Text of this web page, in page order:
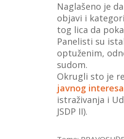
Naglašeno je
objavi i
tog lica da
Panelisti su
optuženim,
sudom.
Okrugli sto je
javnog
istraživanja i
JSDP II).